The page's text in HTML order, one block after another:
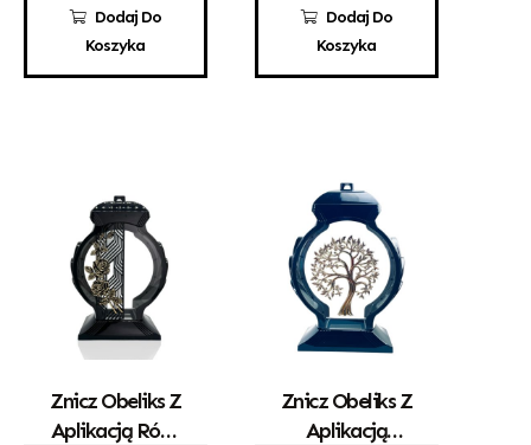
Dodaj Do
Koszyka
90,00 zł
Dodaj Do
Koszyka
110,00zł
Znicz Obeliks Z
Aplikacją Róży
Znicz Obeliks Z
Aplikacją